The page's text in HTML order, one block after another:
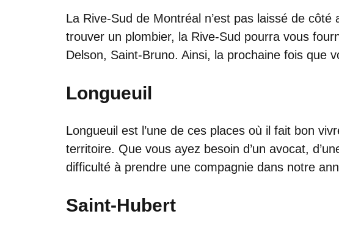
La Rive-Sud de Montréal n’est pas laissé de
trouver un plombier, la Rive-Sud pourra vous
Delson, Saint-Bruno. Ainsi, la prochaine fois que
Longueuil
Longueuil est l’une de ces places où il fait bon
territoire. Que vous ayez besoin d’un avocat,
difficulté à prendre une compagnie dans notre
Saint-Hubert